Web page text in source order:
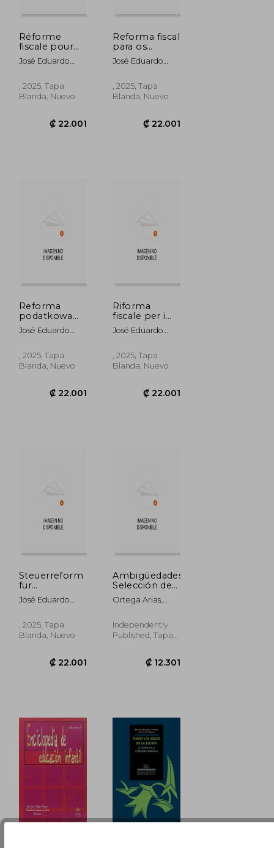
Réforme
fiscale pour
les
producteurs
Francés)
José Eduardo
Magaña;Fabiola
Ibeth Ortega
Montes;María
Macías López
, 2025, Tapa
Blanda, Nuevo
Reforma fiscal
para os
produtores
agrícolas (en
José Eduardo
Magaña;Fabiola
Ibeth Ortega
Montes;María
Macías López
, 2025, Tapa
Blanda, Nuevo
Reforma
podatkowa
dla
producentów
Polaco)
José Eduardo
Magaña;Fabiola
Ibeth Ortega
Montes;María
Macías López
, 2025, Tapa
Blanda, Nuevo
₡ 22.001
Riforma
fiscale per i
produttori
agricoli (en
José Eduardo
Magaña;Fabiola
Ibeth Ortega
Montes;María
Macías López
, 2025, Tapa
Blanda, Nuevo
Steuerreform
für
landwirtschaftliche
Erzeuger (en
José Eduardo
Magaña;Fabiola
Ibeth Ortega
Montes;María
Macías López
, 2025, Tapa
Blanda, Nuevo
₡ 22.001
Ambigüedades:
Selección de
Poesías
Ortega Arias,
Osuna, Vladimir
Eduardo; Ortega
Osuna, Luis
Independently
Published, Tapa
₡ 12.301